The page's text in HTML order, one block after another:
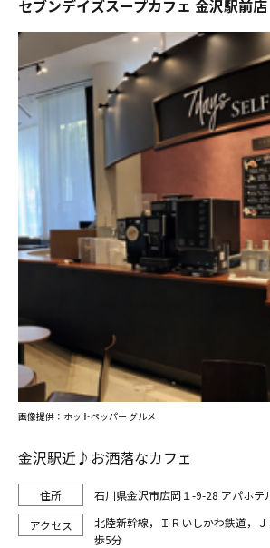
セブンデイズスープカフェ 金沢駅前店
金沢駅近♪お洒落なカフェ
石川県金沢市広岡１-9-28 アパホテ
北陸新幹線，ＩＲいしかわ鉄道，
歩5分
画像提供：ホットペッパー グルメ